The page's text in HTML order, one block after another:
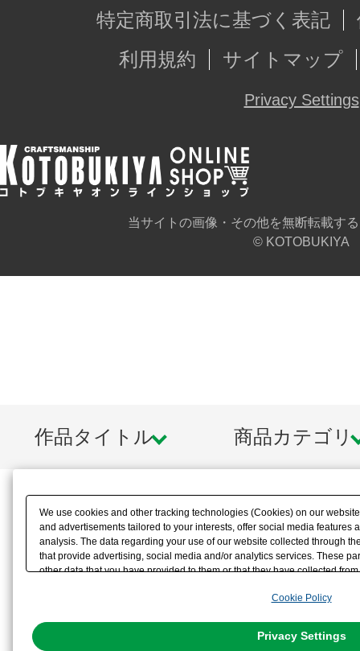
特定商取引法に基づく表記
利用規約
サイトマップ
Privacy Settings
当サイトの画像・その他を無断転載す
© KOTOBUKIYA
作品タイトル 商品カテゴリ
We use cookies and other tracking technologies (Cookies) on our
and advertisements tailored to your interests, offer social media features
analysis. The data regarding your use of our website collected through
that provide advertising, social media and/or analytics services. These
other data that you have provided to them or that they have collected
the use of all Cookies except for Strictly Necessary Cookies, please
You can change your consent or rejection settings at any time via
Cookie Policy
Privacy Settings